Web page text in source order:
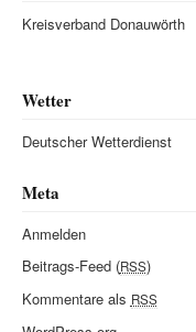
Kreisverband Donauwörth
Wetter
Deutscher Wetterdienst
Meta
Anmelden
Beitrags-Feed (RSS)
Kommentare als RSS